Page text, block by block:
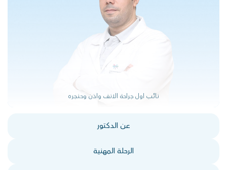
نائب اول جراحة الانف واذن وحنجره
عن الدكتور
الرحلة المهنية